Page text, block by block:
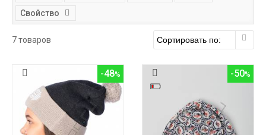
Свойство
7 товаров
-48 -50